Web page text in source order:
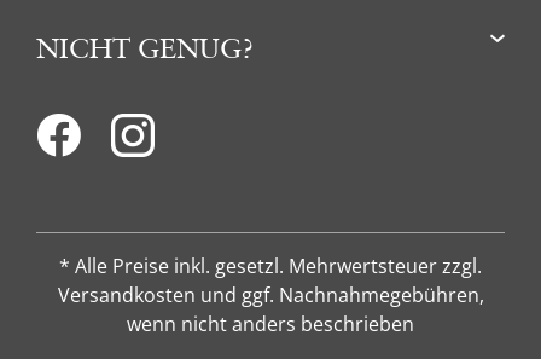
NICHT GENUG?
* Alle Preise inkl. gesetzl. Mehrwertsteuer zzgl.
Versandkosten und ggf. Nachnahmegebühren,
wenn nicht anders beschrieben